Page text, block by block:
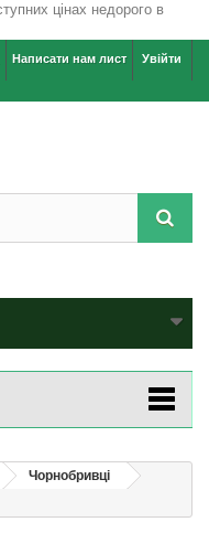
Увійти
Написати нам лист
Чорнобривці